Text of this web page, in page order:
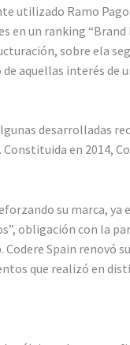
utilizado Ramo
un ranking “Brand
sobre ela
aquellas interés de
desarrolladas
en 2014,
su marca, ya
obligación con la
Spain renovó
que realizó en